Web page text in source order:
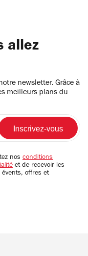
allez
newsletter. Grâce à
meilleurs plans du
nos conditions
et de recevoir les
évents, offres et